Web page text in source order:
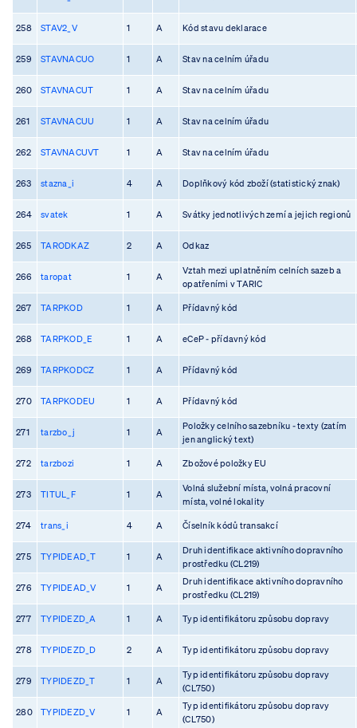
258 STAV2_V 1 A Kód stavu deklarace
259 STAVNACUO 1 A Stav na celním úřadu
260 STAVNACUT 1 A Stav na celním úřadu
261 STAVNACUU 1 A Stav na celním úřadu
262 STAVNACUVT 1 A Stav na celním úřadu
263 stazna_i 4 A Doplňkový kód zboží (statistický znak)
264 svatek 1 A Svátky jednotlivých zemí a jejich regionů
265 TARODKAZ 2 A Odkaz
266 taropat 1 A
Vztah mezi uplatněním celních sazeb a
opatřeními v TARIC
267 TARPKOD 1 A Přídavný kód
268 TARPKOD_E 1 A eCeP - přídavný kód
269 TARPKODCZ 1 A Přídavný kód
270 TARPKODEU 1 A Přídavný kód
271 tarzbo_j 1 A
Položky celního sazebníku - texty (zatím
jen anglický text)
272 tarzbozi 1 A Zbožové položky EU
273 TITUL_F 1 A
Volná služební místa, volná pracovní
místa, volné lokality
274 trans_i 4 A Číselník kódů transakcí
275 TYPIDEAD_T 1 A
Druh identifikace aktivního dopravního
prostředku (CL219)
276 TYPIDEAD_V 1 A
Druh identifikace aktivního dopravního
prostředku (CL219)
277 TYPIDEZD_A 1 A Typ identifikátoru způsobu dopravy
278 TYPIDEZD_D 2 A Typ identifikátoru způsobu dopravy
279 TYPIDEZD_T 1 A
Typ identifikátoru způsobu dopravy
(CL750)
280 TYPIDEZD_V 1 A
Typ identifikátoru způsobu dopravy
(CL750)